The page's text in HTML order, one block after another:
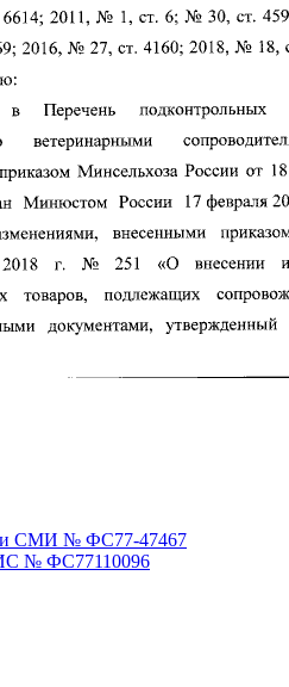
СМИ № ФС77-47467
№ ФС77110096